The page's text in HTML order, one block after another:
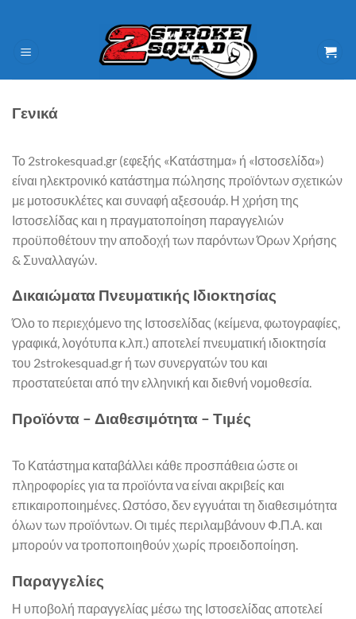
περιεχόμενο
Γενικά
Το 2strokesquad.gr (εφεξής «Κατάστημα» ή «Ιστοσελίδα»)
είναι ηλεκτρονικό κατάστημα πώλησης προϊόντων σχετικών
με μοτοσυκλέτες και συναφή αξεσουάρ. Η χρήση της
Ιστοσελίδας και η πραγματοποίηση παραγγελιών
προϋποθέτουν την αποδοχή των παρόντων Όρων Χρήσης
& Συναλλαγών.
Δικαιώματα Πνευματικής Ιδιοκτησίας
Όλο το περιεχόμενο της Ιστοσελίδας (κείμενα, φωτογραφίες,
γραφικά, λογότυπα κ.λπ.) αποτελεί πνευματική ιδιοκτησία
του 2strokesquad.gr ή των συνεργατών του και
προστατεύεται από την ελληνική και διεθνή νομοθεσία.
Προϊόντα – Διαθεσιμότητα – Τιμές
Το Κατάστημα καταβάλλει κάθε προσπάθεια ώστε οι
πληροφορίες για τα προϊόντα να είναι ακριβείς και
επικαιροποιημένες. Ωστόσο, δεν εγγυάται τη διαθεσιμότητα
όλων των προϊόντων. Οι τιμές περιλαμβάνουν Φ.Π.Α. και
μπορούν να τροποποιηθούν χωρίς προειδοποίηση.
Παραγγελίες
Η υποβολή παραγγελίας μέσω της Ιστοσελίδας αποτελεί